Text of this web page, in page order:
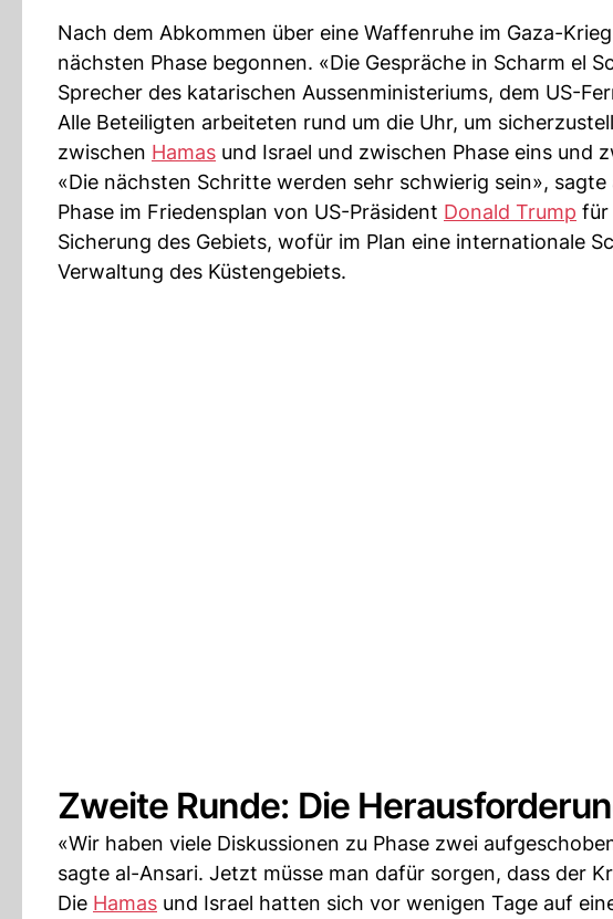
Nach dem Abkommen über eine Waffenruhe im Gaza-
nächsten Phase begonnen. «Die Gespräche in Scharm el
Sprecher des katarischen Aussenministeriums, dem US-
Alle Beteiligten arbeiteten rund um die Uhr, um
zwischen Hamas und Israel und zwischen Phase eins und
«Die nächsten Schritte werden sehr schwierig sein»,
Phase im Friedensplan von US-Präsident Donald Trump für
Sicherung des Gebiets, wofür im Plan eine internationale
Verwaltung des Küstengebiets.
Zweite Runde: Die
«Wir haben viele Diskussionen zu Phase zwei
sagte al-Ansari. Jetzt müsse man dafür sorgen, dass der
Die Hamas und Israel hatten sich vor wenigen Tage auf